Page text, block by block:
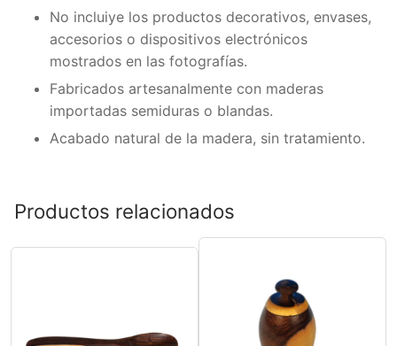
No incluiye los productos decorativos, envases,
accesorios o dispositivos electrónicos
mostrados en las fotografías.
Fabricados artesanalmente con maderas
importadas semiduras o blandas.
Acabado natural de la madera, sin tratamiento.
Productos relacionados